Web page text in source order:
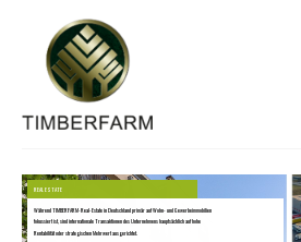
REAL ESTATE
Während TIMBERFARM-Real-Estate in Deutschland primär auf Wohn- und Gewerbeimmobilien
Rentabilität oder strategischen Mehrwert ausgerichtet.
fokussiert ist, sind internationale Transaktionen des Unternehmens hauptsächlich auf hohe